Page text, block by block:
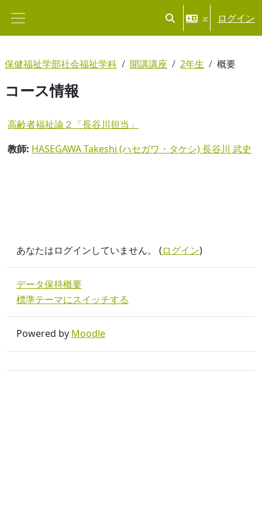
サイドパネル 検索入力に切り替える
ログイン
保健福祉学部社会福祉学科 開講講座 2年生 概要
コース情報
高齢者福祉論２「長谷川担当」
教師: HASEGAWA Takeshi (ハセガワ・タケシ) 長谷川 武史
あなたはログインしていません。 (ログイン)
データ保持概要
標準テーマにスイッチする
Powered by Moodle